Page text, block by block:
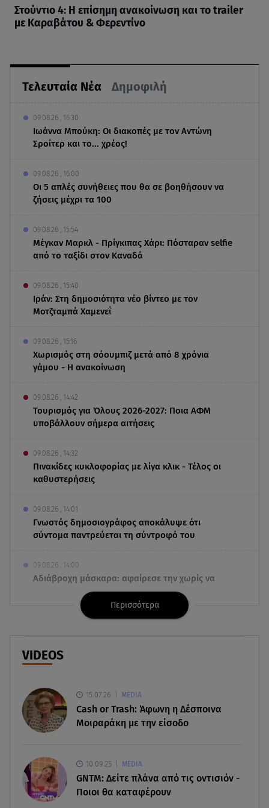
Τελευταία Νέα Δημοφιλή
09.08.26 , 16:30
Ιωάννα Μπούκη: Οι διακοπές με τον Αντώνη
Σροίτερ και το... χρέος!
09.08.26 , 16:00
Οι 5 απλές συνήθειες που θα σε βοηθήσουν να
ζήσεις μέχρι τα 100
09.08.26 , 15:54
Μέγκαν Μαρκλ - Πρίγκιπας Χάρι: Πόσταραν selfie
από το ταξίδι στον Καναδά
09.08.26 , 15:40
Ιράν: Στη δημοσιότητα νέο βίντεο με τον
Μοτζταμπά Χαμενεΐ
09.08.26 , 15:16
Χωρισμός στη σόουμπιζ μετά από 8 χρόνια
γάμου - Η ανακοίνωση
09.08.26 , 14:42
Τουρισμός για Όλους 2026-2027: Ποια ΑΦΜ
υποβάλλουν σήμερα αιτήσεις
09.08.26 , 14:32
Πινακίδες κυκλοφορίας με λίγα κλικ - Τέλος οι
καθυστερήσεις
09.08.26 , 14:01
Γνωστός δημοσιογράφος αποκάλυψε ότι
σύντομα παντρεύεται τη σύντροφό του
09.08.26 , 14:00
Αδιάβροχη μάσκαρα: αφαίρεσε την χωρίς να
ταλαιπωρείς τις βλεφερίδες σου
Χούθι: «Χτύπησαν» διυλιστήριο της Aramco στη
Μήλος: Ελικόπτερο προσγειώθηκε στο
Σαρακήνικο
09.08.26 , 13:30
μου έδωσε ένα μαγικό χαλί»
09.08.26 , 13:15
Σε Red Code και αύριο Αττική και 15 ακόμα
Περισσότερα
VIDEOS
15.07.26 MEDIA
Cash or Trash: Άφωνη η Δέσποινα
Μοιραράκη με την είσοδο
10.09.25 MEDIA
GNTM: Δείτε πλάνα από τις οντισιόν -
Ποιοι θα καταφέρουν
Στούντιο 4: Η επίσημη ανακοίνωση και το trailer
με Καραβάτου & Φερεντίνο